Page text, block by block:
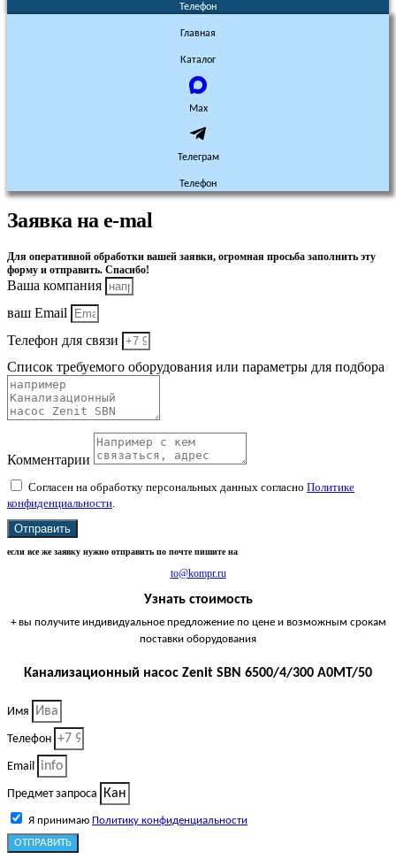
Телефон
Главная
Каталог
Max
Телеграм
Телефон
Заявка на e-mal
Для оперативной обработки вашей заявки, огромная просьба заполнить эту
форму и отправить. Спасибо!
Ваша компания
ваш Email
Телефон для связи
Список требуемого оборудования или параметры для подбора
Комментарии
Согласен на обработку персональных данных согласно Политике
конфиденциальности
Отправить
если все же заявку нужно отправить по почте пишите на
to@kompr.ru
Узнать стоимость
+ вы получите индивидуальное предложение по цене и возможным срокам
поставки оборудования
Канализационный насос Zenit SBN 6500/4/300 A0MT/50
Имя
Телефон
Email
Предмет запроса
Я принимаю Политику конфиденциальности
ОТПРАВИТЬ